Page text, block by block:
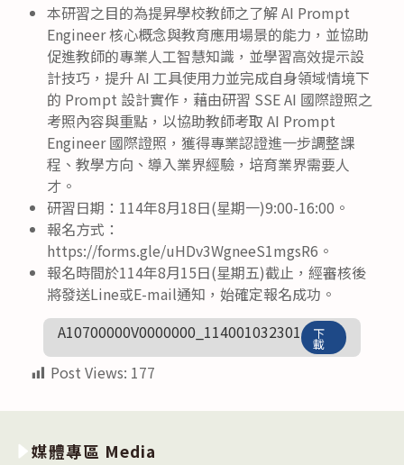
本研習之目的為提昇學校教師之了解 AI Prompt
Engineer 核心概念與教育應用場景的能力，並協助
促進教師的專業人工智慧知識，並學習高效提示設
計技巧，提升 AI 工具使用力並完成自身領域情境下
的 Prompt 設計實作，藉由研習 SSE AI 國際證照之
考照內容與重點，以協助教師考取 AI Prompt
Engineer 國際證照，獲得專業認證進一步調整課
程、教學方向、導入業界經驗，培育業界需要人
才。
研習日期：114年8月18日(星期一)9:00-16:00。
報名方式：
https://forms.gle/uHDv3WgneeS1mgsR6。
報名時間於114年8月15日(星期五)截止，經審核後
將發送Line或E-mail通知，始確定報名成功。
A10700000V0000000_114001032301
下
載
Post Views: 177
媒體專區 Media